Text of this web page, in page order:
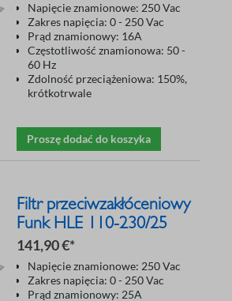
Napięcie znamionowe: 250 Vac
Zakres napięcia: 0 - 250 Vac
Prąd znamionowy: 16A
Częstotliwość znamionowa: 50 -
60 Hz
Zdolność przeciążeniowa: 150%,
krótkotrwale
Proszę dodać do koszyka
Filtr przeciwzakłóceniowy
Funk HLE 110-230/25
141,90 €*
Napięcie znamionowe: 250 Vac
Zakres napięcia: 0 - 250 Vac
Prąd znamionowy: 25A